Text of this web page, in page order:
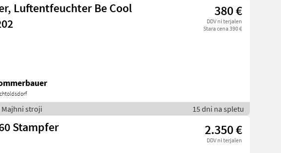
Luftentfeuchter Be Cool
380 €
DDV ni terjalen
Stara cena 390 €
stroji 15 dni na spletu
Stampfer 2.350 €
DDV ni terjalen